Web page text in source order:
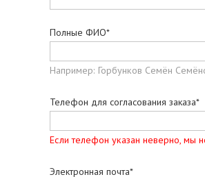
Полные ФИО*
Например: Горбунков Семён
Телефон для согласования заказа*
Если телефон указан неверно, мы
Электронная почта*